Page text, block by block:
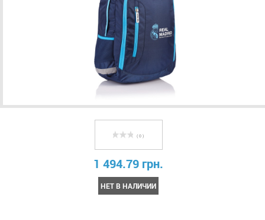
( 0 )
1 494.79 грн.
НЕТ В НАЛИЧИИ